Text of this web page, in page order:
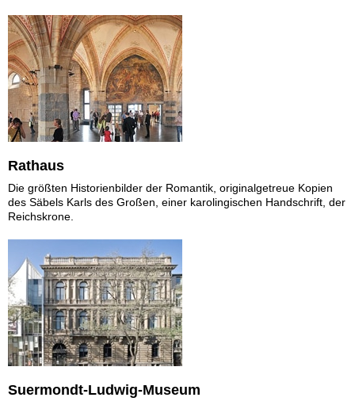
Rathaus
Die größten Historienbilder der Romantik, originalgetreue Kopien
des Säbels Karls des Großen, einer karolingischen Handschrift, der
Reichskrone.
Suermondt-Ludwig-Museum